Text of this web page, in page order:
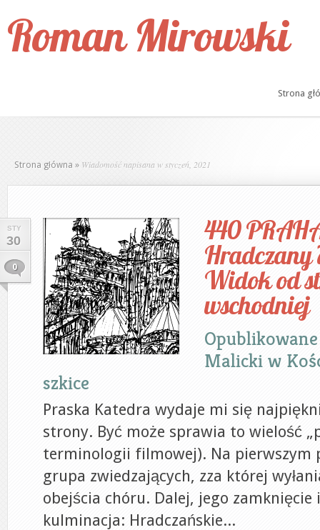
Roman Mirowski
Strona
Strona główna » Wiadomość napisana w styczeń, 2021
STY
30
0
440
Hradczany
Widok od
wschodniej
Malicki w
szkice
Praska Katedra wydaje mi się
strony. Być może sprawia to wielość
terminologii filmowej). Na pierwszym
grupa zwiedzających, zza której
obejścia chóru. Dalej, jego zamknięcie
kulminacja: Hradczańskie...